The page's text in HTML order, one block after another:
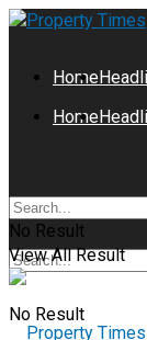
Home
No Result
Home
No Result
View All Result